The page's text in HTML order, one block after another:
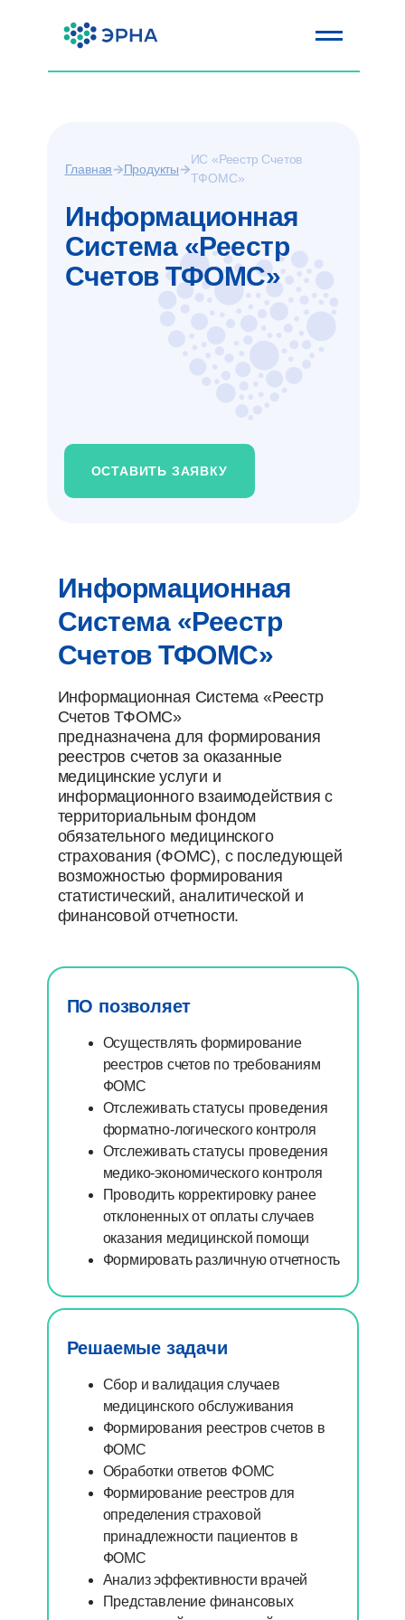
Главная Продукты
ИС «Реестр Счетов
ТФОМС»
Информационная
Система «Реестр
Счетов ТФОМС»
ОСТАВИТЬ ЗАЯВКУ
Информационная
Система «Реестр
Счетов ТФОМС»
ПО позволяет
Осуществлять формирование
реестров счетов по требованиям
ФОМС
Отслеживать статусы проведения
форматно-логического контроля
Отслеживать статусы проведения
медико-экономического контроля
Проводить корректировку ранее
отклоненных от оплаты случаев
оказания медицинской помощи
Формировать различную отчетность
Решаемые задачи
Сбор и валидация случаев
медицинского обслуживания
Формирования реестров счетов в
ФОМС
Обработки ответов ФОМС
Формирование реестров для
определения страховой
принадлежности пациентов в
ФОМС
Анализ эффективности врачей
Представление финансовых
Информационная Система «Реестр
Счетов ТФОМС»
предназначена для формирования
реестров счетов за оказанные
медицинские услуги и
информационного взаимодействия с
территориальным фондом
обязательного медицинского
страхования (ФОМС), с последующей
возможностью формирования
статистический, аналитической и
финансовой отчетности.